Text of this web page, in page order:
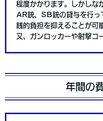
程度かかります。しかしな
AR銃、SB銃の貸与を行っ
銭的負担を抑えることが可
又、ガンロッカーや射撃コ
年間の